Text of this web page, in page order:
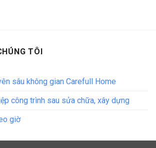
TÔI
sâu không gian Carefull Home
công trình sau sửa chữa, xây dựng
giờ